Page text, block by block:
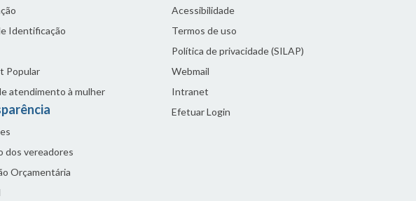
Identificação
Popular
atendimento à mulher
dos vereadores
Orçamentária
Acessibilidade
Termos de uso
Política de privacidade (SILAP)
Webmail
Intranet
Efetuar Login